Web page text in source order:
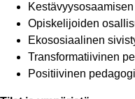
Opiskelijoiden
Ekososiaalinen
Transformatiivinen
Positiivinen